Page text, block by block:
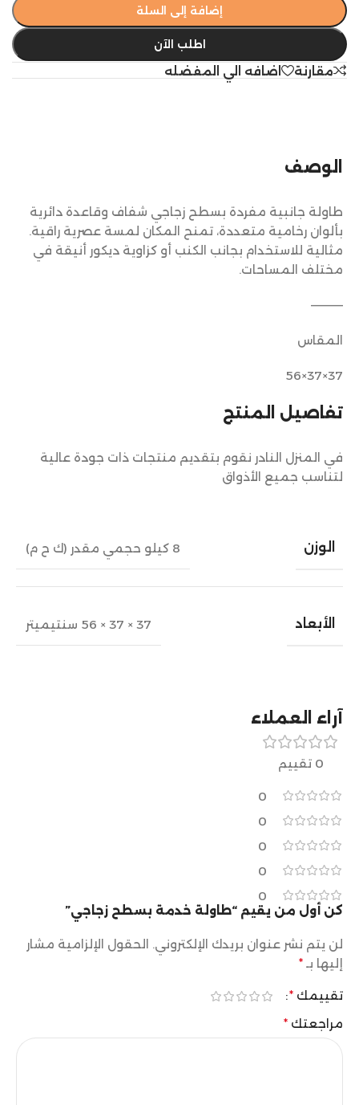
إضافة إلى السلة
اطلب الآن
مقارنة اضافه الي المفضله
تفاصيل المنتج
في المنزل النادر نقوم بتقديم منتجات ذات جودة عالية
لتناسب جميع الأذواق
الوزن 8 كيلو حجمي مقدر (ك ح م)
الأبعاد 37 × 37 × 56 سنتيميتر
الوصف
طاولة جانبية مفردة بسطح زجاجي شفاف وقاعدة دائرية
بألوان رخامية متعددة، تمنح المكان لمسة عصرية راقية.
مثالية للاستخدام بجانب الكنب أو كزاوية ديكور أنيقة في
مختلف المساحات.
————
المقاس
37×37×56
آراء العملاء
0 تقييم
0
0
0
0
0
كن أول من يقيم “طاولة خدمة بسطح زجاجي”
لن يتم نشر عنوان بريدك الإلكتروني. الحقول الإلزامية مشار
إليها بـ *
تقييمك *
مراجعتك *